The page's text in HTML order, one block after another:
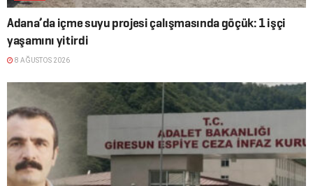
Adana’da içme suyu projesi çalışmasında göçük: 1 işçi
yaşamını yitirdi
8 AĞUSTOS 2026